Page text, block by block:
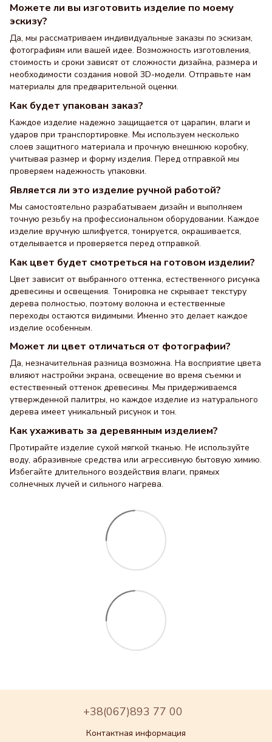
Можете ли вы изготовить изделие по моему
эскизу?
Да, мы рассматриваем индивидуальные заказы по эскизам,
фотографиям или вашей идее. Возможность изготовления,
стоимость и сроки зависят от сложности дизайна, размера и
необходимости создания новой 3D-модели. Отправьте нам
материалы для предварительной оценки.
Как будет упакован заказ?
Каждое изделие надежно защищается от царапин, влаги и
ударов при транспортировке. Мы используем несколько
слоев защитного материала и прочную внешнюю коробку,
учитывая размер и форму изделия. Перед отправкой мы
проверяем надежность упаковки.
Является ли это изделие ручной работой?
Мы самостоятельно разрабатываем дизайн и выполняем
точную резьбу на профессиональном оборудовании. Каждое
изделие вручную шлифуется, тонируется, окрашивается,
отделывается и проверяется перед отправкой.
Как цвет будет смотреться на готовом изделии?
Цвет зависит от выбранного оттенка, естественного рисунка
древесины и освещения. Тонировка не скрывает текстуру
дерева полностью, поэтому волокна и естественные
переходы остаются видимыми. Именно это делает каждое
изделие особенным.
Может ли цвет отличаться от фотографии?
Да, незначительная разница возможна. На восприятие цвета
влияют настройки экрана, освещение во время съемки и
естественный оттенок древесины. Мы придерживаемся
утвержденной палитры, но каждое изделие из натурального
дерева имеет уникальный рисунок и тон.
Как ухаживать за деревянным изделием?
Протирайте изделие сухой мягкой тканью. Не используйте
воду, абразивные средства или агрессивную бытовую химию.
Избегайте длительного воздействия влаги, прямых
солнечных лучей и сильного нагрева.
+38(067)893 77 00
Контактная информация